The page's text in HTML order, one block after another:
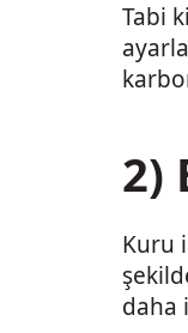
Tabi
2)
Kuru
daha